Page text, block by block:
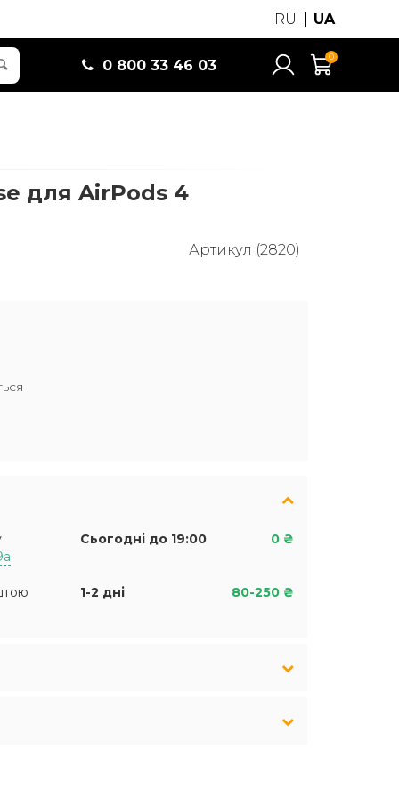
RU UA
0 800 33 46 03
0
для AirPods 4
Артикул (2820)
Сьогодні до 19:00 0 ₴
1-2 дні 80-250 ₴